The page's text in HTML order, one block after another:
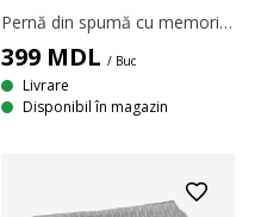
Pernă din spumă cu memorie AIR care înlătură presiunea musculară, infuzată cu cărbune de bambus care absoarbe umezeala. Spuma cu memorie AIR se modelează rapid și precis pe gât, chiar și într-un mediu de somn răcoros. Țesătură din 100% poliester. Temperatură spălare: 60°C. 24x42x12 cm
399 MDL / Buc
Livrare
Disponibil în magazin